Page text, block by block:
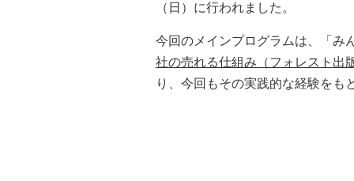
（日）に行われました。
今回のメインプログラムは、「み
社の売れる仕組み（フォレスト出
り、今回もその実践的な経験をも